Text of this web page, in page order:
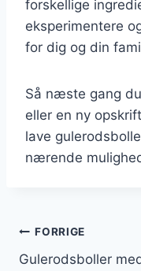
forskellige
eksperimentere
for dig og din
Så næste gang
eller en ny
lave
nærende
FORRIGE
Gulerodsboller